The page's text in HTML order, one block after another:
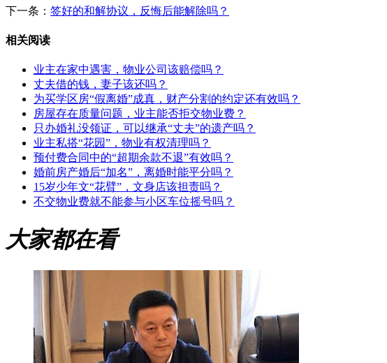
下一条： 签好的和解协议，反悔后能解除吗？
相关阅读
业主在家中遇害，物业公司该赔偿吗？
丈夫借的钱，妻子该还吗？
为买学区房“假离婚”成真，财产分割的约定还有效吗？
房屋存在质量问题，业主能否拒交物业费？
只办婚礼没领证，可以继承“丈夫”的遗产吗？
业主私搭“花园”，物业有权清理吗？
预付费合同中的“超期余款不退”有效吗？
婚前房产婚后“加名”，离婚时能平分吗？
15岁少年文“花臂”，文身店该担责吗？
不交物业费就不能参与小区车位摇号吗？
大家都在看